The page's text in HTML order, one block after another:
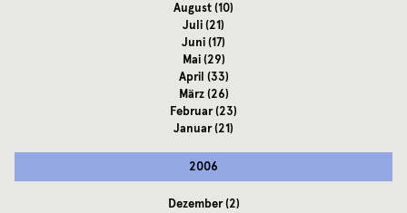
August(10)
Juli(21)
Juni(17)
Mai(29)
April (33)
März(26)
Februar(23)
Januar(21)
2006
Dezember(2)